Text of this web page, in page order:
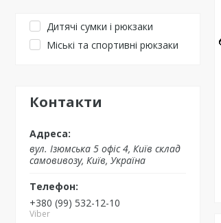
Дитячі сумки і рюкзаки
Міські та спортивні рюкзаки
Контакти
вул. Ізюмська 5 офіс 4, Київ склад
самовивозу, Київ, Україна
+380 (99) 532-12-10
Viber